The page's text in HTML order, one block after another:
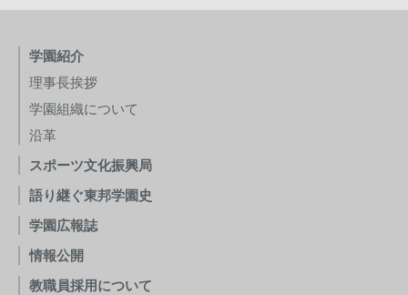
学園紹介
理事長挨拶
学園組織について
沿革
スポーツ文化振興局
語り継ぐ東邦学園史
学園広報誌
情報公開
教職員採用について